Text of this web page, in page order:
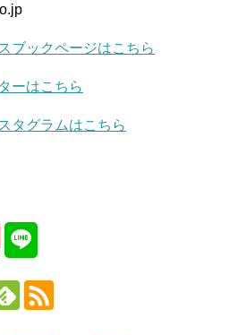
ブックページはこちら
ーはこちら
タグラムはこちら